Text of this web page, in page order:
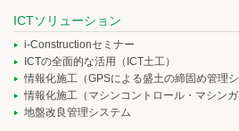
ICTソリューション
i-Constructionセミナー
ICTの全面的な活用（ICT土工）
情報化施工（GPSによる盛土の締固め管理シ
情報化施工（マシンコントロール・マシンガ
地盤改良管理システム